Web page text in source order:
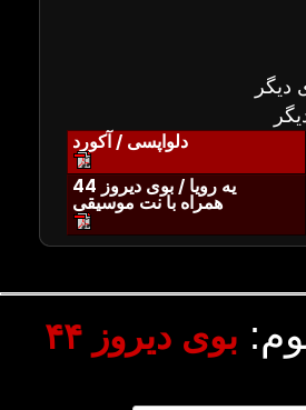
دیگر
دلواپسی / آکورد
یه رویا / بوی دیروز 44
همراه با نت موسیقی
بوی دیروز ۴۴